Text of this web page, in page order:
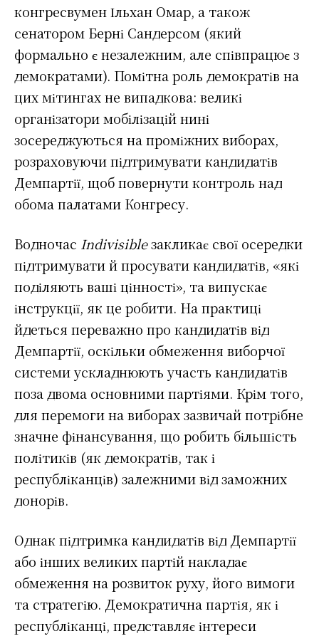
конгресвумен Ільхан Омар, а також
сенатором Берні Сандерсом (який
формально є незалежним, але співпрацює з
демократами). Помітна роль демократів на
цих мітингах не випадкова: великі
організатори мобілізацій нині
зосереджуються на проміжних виборах,
розраховуючи підтримувати кандидатів
Демпартії, щоб повернути контроль над
обома палатами Конгресу.
Водночас Indivisibleзакликає свої осередки
підтримувати й просувати кандидатів, «які
поділяють ваші цінності», та випускає
інструкції, як це робити. На практиці
йдеться переважно про кандидатів від
Демпартії, оскільки обмеження виборчої
системи ускладнюють участь кандидатів
поза двома основними партіями. Крім того,
для перемоги на виборах зазвичай потрібне
значне фінансування, що робить більшість
політиків (як демократів, так і
республіканців) залежними від заможних
донорів.
Однак підтримка кандидатів від Демпартії
або інших великих партій накладає
обмеження на розвиток руху, його вимоги
та стратегію. Демократична партія, як і
республіканці, представляє інтереси